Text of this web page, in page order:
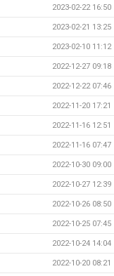
2023-02-22 16:50
2023-02-21 13:25
2023-02-10 11:12
2022-12-27 09:18
2022-12-22 07:46
2022-11-20 17:21
2022-11-16 12:51
2022-11-16 07:47
2022-10-30 09:00
2022-10-27 12:39
2022-10-26 08:50
2022-10-25 07:45
2022-10-24 14:04
2022-10-20 08:21